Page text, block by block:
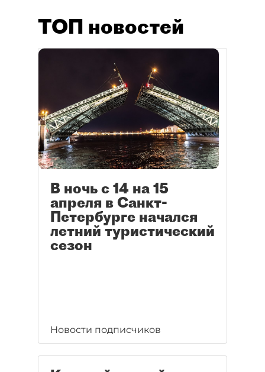
ТОП новостей
В ночь с 14 на 15
апреля в Санкт-
Петербурге начался
летний туристический
сезон
Новости подписчиков